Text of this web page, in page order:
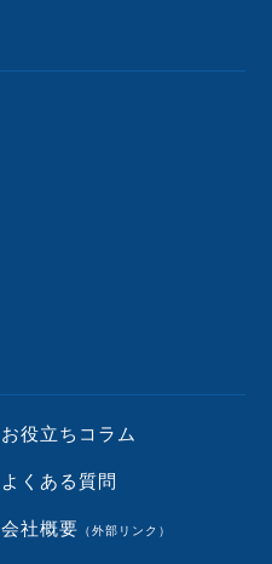
お役立ちコラム
よくある質問
会社概要 （外部リンク）